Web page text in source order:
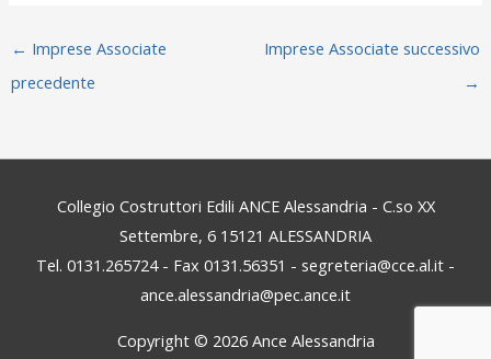
← Imprese Associate
precedente
Imprese Associate successivo
→
Collegio Costruttori Edili ANCE Alessandria - C.so XX
Settembre, 6 15121 ALESSANDRIA
Tel. 0131.265724 - Fax 0131.56351 - segreteria@cce.al.it -
ance.alessandria@pec.ance.it
Copyright © 2026 Ance Alessandria